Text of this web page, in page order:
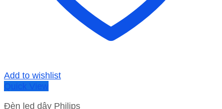
Add to wishlist
Quick View
Đèn led dây Philips